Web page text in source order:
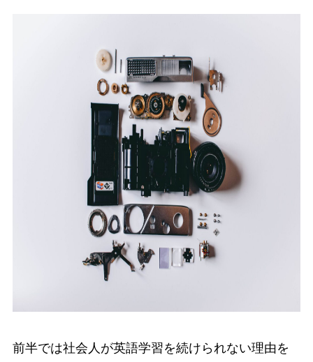
前半では社会人が英語学習を続けられない理由を